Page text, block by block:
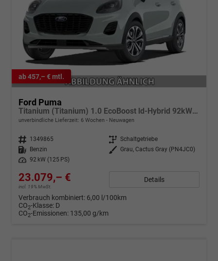
ab 457,– € mtl.
Ford Puma
Titanium (Titanium) 1.0 EcoBoost ld-Hybrid 92kW (125 PS) 7-Gang-DSG
unverbindliche Lieferzeit: 6 Wochen Neuwagen
Fahrzeugnr. 1349865 Getriebe Schaltgetriebe
Kraftstoff
Benzin Außenfarbe
Grau, Cactus Gray (PN4JC0)
Leistung
92 kW (125 PS)
23.079,– €
incl. 19% MwSt.
Details
Verbrauch kombiniert: 6,00 l/100km
CO2-Klasse: D
CO2-Emissionen: 135,00 g/km